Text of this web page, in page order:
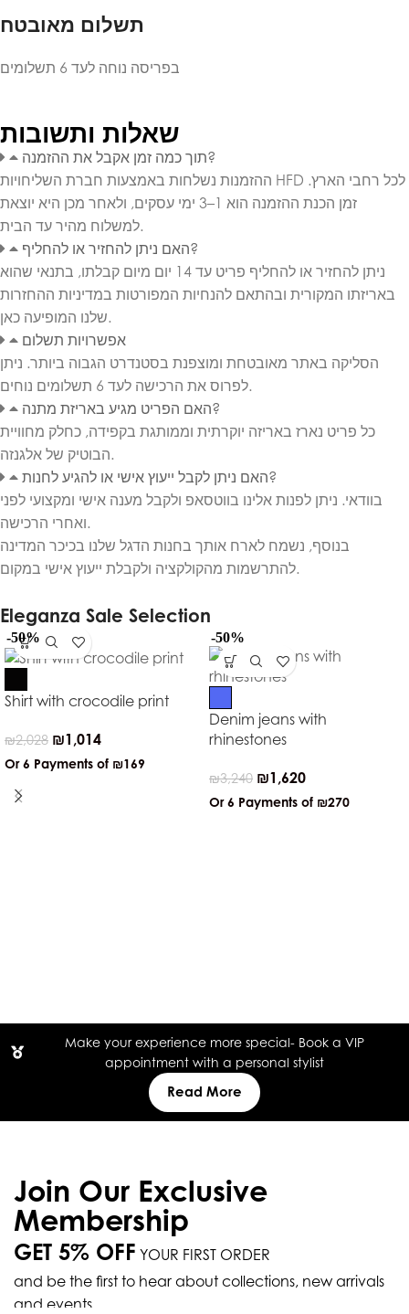
תשלום מאובטח
בפריסה נוחה לעד 6 תשלומים
שאלות ותשובות
תוך כמה זמן אקבל את ההזמנה?
ההזמנות נשלחות באמצעות חברת השליחויות HFD לכל רחבי הארץ.
זמן הכנת ההזמנה הוא 1–3 ימי עסקים, ולאחר מכן היא יוצאת
למשלוח מהיר עד הבית.
האם ניתן להחזיר או להחליף?
ניתן להחזיר או להחליף פריט עד 14 יום מיום קבלתו, בתנאי שהוא
באריזתו המקורית ובהתאם להנחיות המפורטות במדיניות ההחזרות
שלנו המופיעה כאן.
אפשרויות תשלום
הסליקה באתר מאובטחת ומוצפנת בסטנדרט הגבוה ביותר. ניתן
לפרוס את הרכישה לעד 6 תשלומים נוחים.
האם הפריט מגיע באריזת מתנה?
כל פריט נארז באריזה יוקרתית וממותגת בקפידה, כחלק מחוויית
הבוטיק של אלגנזה.
האם ניתן לקבל ייעוץ אישי או להגיע לחנות?
בוודאי. ניתן לפנות אלינו בווטסאפ ולקבל מענה אישי ומקצועי לפני
ואחרי הרכישה.
בנוסף, נשמח לארח אותך בחנות הדגל שלנו בכיכר המדינה
להתרשמות מהקולקציה ולקבלת ייעוץ אישי במקום.
Eleganza Sale Selection
-50%
Shirt with crocodile print
₪2,028 ₪1,014
Or 6 Payments of ₪169
-50%
Denim jeans with
rhinestones
₪3,240 ₪1,620
Or 6 Payments of ₪270
Make your experience more special- Book a VIP
appointment with a personal stylist
Read More
Join Our Exclusive
Membership
GET 5% OFF YOUR FIRST ORDER
and be the first to hear about collections, new arrivals
and events.